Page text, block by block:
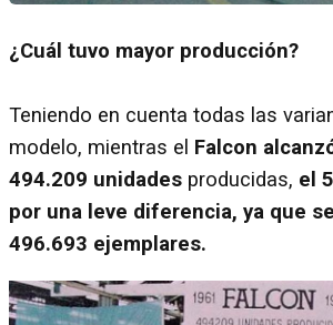
¿Cuál tuvo mayor producción?
Teniendo en cuenta todas las
modelo, mientras el Falcon
494.209 unidades producidas, el
por una leve diferencia, ya que
496.693 ejemplares.